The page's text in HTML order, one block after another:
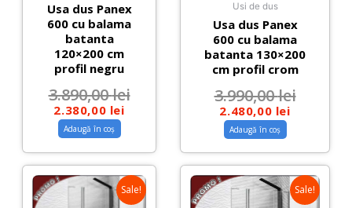
Usa dus Panex
600 cu balama
batanta
120×200 cm
profil negru
3.890,00lei
2.380,00 lei
Adaugă în coș
Usi de dus
Usa dus Panex
600 cu balama
batanta 130×200
cm profil crom
3.990,00lei
2.480,00 lei
Adaugă în coș
Sale! Sale!